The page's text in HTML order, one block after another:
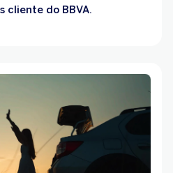
cliente do BBVA.